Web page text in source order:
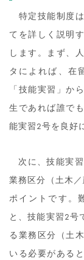
特定技能制度
てを詳しく説明
します。まず、
タによれば、在
「技能実習」か
生であれば誰で
能実習2号を良好
次に、技能実
業務区分（土木
ポイントです。
と、技能実習2号
る業務区分（土
いる必要がある